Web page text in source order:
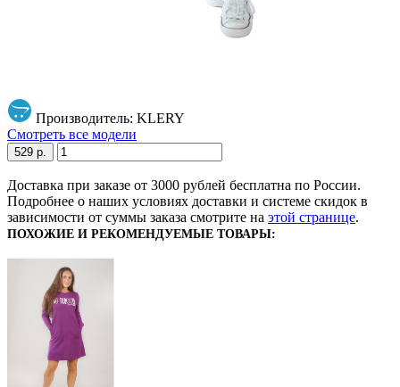
Производитель: KLERY
Смотреть все модели
529 р.
Доставка при заказе от 3000 рублей бесплатна по России.
Подробнее о наших условиях доставки и системе скидок в
зависимости от суммы заказа смотрите на этой странице.
ПОХОЖИЕ И РЕКОМЕНДУЕМЫЕ ТОВАРЫ: